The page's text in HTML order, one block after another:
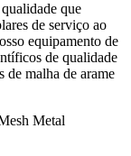
que
de serviço ao
equipamento de
de qualidade
de malha de arame